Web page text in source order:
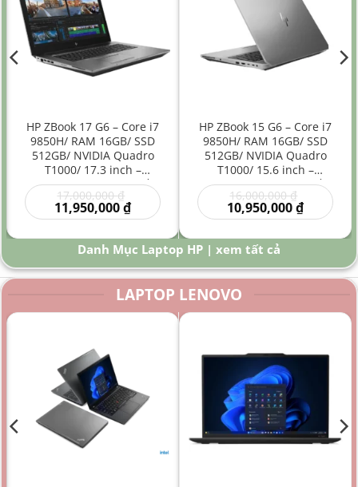
HP ZBook 17 G6 – Core i7
9850H/ RAM 16GB/ SSD
512GB/ NVIDIA Quadro
T1000/ 17.3 inch –
Laptop Workstation Đồ
Họa Kỹ Thuật Màn Hình
Lớn
17,000,000₫
gốc
là:
17,000,000 ₫.
11,950,000₫Giá
hiện
là:
11,950,000 ₫.
HP ZBook 15 G6 – Core i7
9850H/ RAM 16GB/ SSD
512GB/ NVIDIA Quadro
T1000/ 15.6 inch –
Laptop Workstation Đồ
Họa Kỹ Thuật Hiệu Năng
Cao
16,000,000₫
gốc
là:
10,950,000₫Giá
hiện
là:
₫.
Danh Mục Laptop HP | xem tất cả
LAPTOP LENOVO